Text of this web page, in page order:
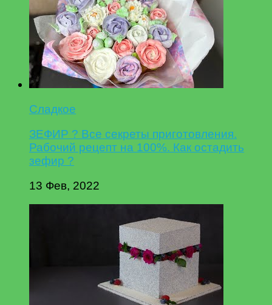
Сладкое
ЗЕФИР ? Все секреты приготовления.
Рабочий рецепт на 100%. Как остадить
зефир ?
13 Фев, 2022